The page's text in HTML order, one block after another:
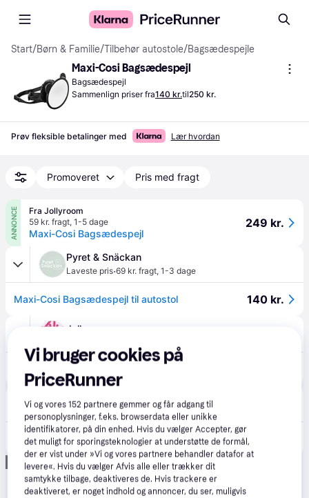
Start/Børn & Familie/Tilbehør autostole/Bagsædespejle
Maxi-Cosi Bagsædespejl
Bagsædespejl
Sammenlign priser fra140 kr.til250 kr.
Prøv fleksible betalinger med Lær hvordan
Promoveret Pris med fragt
ANNONCE
Fra Jollyroom
59 kr. fragt, 1-5 dage
Maxi-Cosi Bagsædespejl
249 kr.
Pyret & Snäckan
Laveste pris·69 kr. fragt, 1-3 dage
Maxi-Cosi Bagsædespejl til autostol 140 kr.
Jollyroom
BabySam
Afhent i butik
Bagsæde spejl 250 kr.
Annonce
Vi bruger cookies på
PriceRunner
Vi og vores152 partnere gemmer og får adgang til
personoplysninger, f.eks. browserdata eller unikke
identifikatorer, på din enhed. Hvis du vælger Accepter, gør
det muligt for sporingsteknologier at understøtte de formål,
der er vist under »Vi og vores partnere behandler datafor at
levere«. Hvis du vælger Afvis alle eller trækker dit
samtykke tilbage, deaktiveres de. Hvis trackere er
deaktiveret, er noget indhold og annoncer, du ser, muligvis